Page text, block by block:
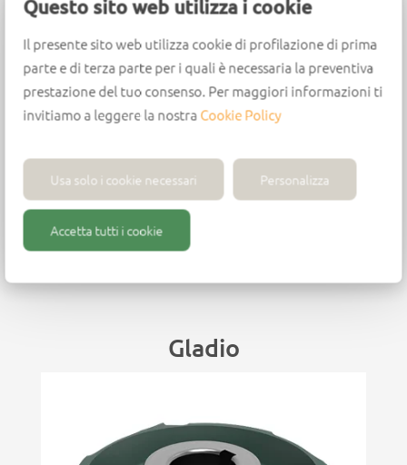
Questo sito web utilizza i cookie
Il presente sito web utilizza cookie di profilazione di prima
parte e di terza parte per i quali è necessaria la preventiva
prestazione del tuo consenso. Per maggiori informazioni ti
invitiamo a leggere la nostraCookie Policy
Usa solo i cookie necessari Personalizza
Accetta tutti i cookie
Dalla collaborazione con BIESSE nasce Q-System®,
sistema multiraggio flessibile on demand. Q-
demand nato dalla collaborazione fra Wirutex e
BIESSE. Progettato ad hoc per gruppo
arrotondatore multifunzione della gamma di
bordatrici Stream di BIESSE.
Q-System® è un brevetto BIESSE
Gladio